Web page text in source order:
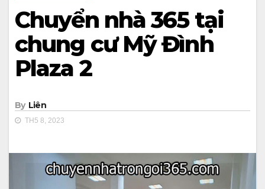
Chuyển nhà 365 tại
chung cư Mỹ Đình
Plaza 2
By Liên
TH5 8, 2023